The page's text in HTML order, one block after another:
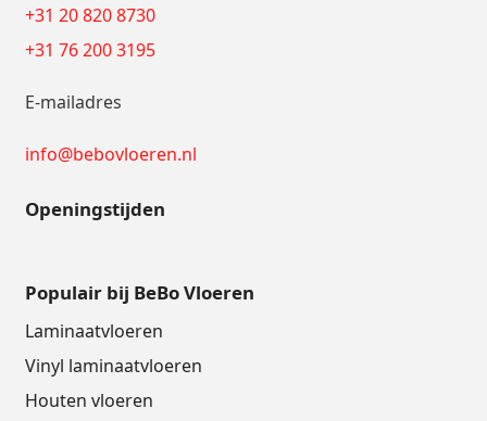
+31 20 820 8730
+31 76 200 3195
E-mailadres
info@bebovloeren.nl
Openingstijden
Populair bij BeBo Vloeren
Laminaatvloeren
Vinyl laminaatvloeren
Houten vloeren